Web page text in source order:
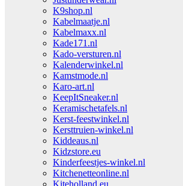
K9shop.nl
Kabelmaatje.nl
Kabelmaxx.nl
Kade171.nl
Kado-versturen.nl
Kalenderwinkel.nl
Kamstmode.nl
Karo-art.nl
KeepItSneaker.nl
Keramischetafels.nl
Kerst-feestwinkel.nl
Kersttruien-winkel.nl
Kiddeaus.nl
Kidzstore.eu
Kinderfeestjes-winkel.nl
Kitchenetteonline.nl
Kiteholland.eu